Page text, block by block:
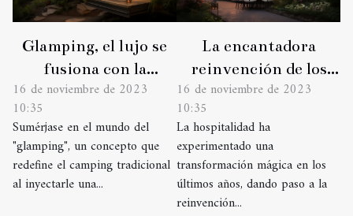
Glamping, el lujo se
fusiona con la
naturaleza
16 de noviembre de 2023
10:35
Sumérjase en el mundo del
"glamping", un concepto que
redefine el camping tradicional
al inyectarle una...
La encantadora
reinvención de los
bed & breakfasts
16 de noviembre de 2023
10:35
La hospitalidad ha
experimentado una
transformación mágica en los
últimos años, dando paso a la
reinvención...